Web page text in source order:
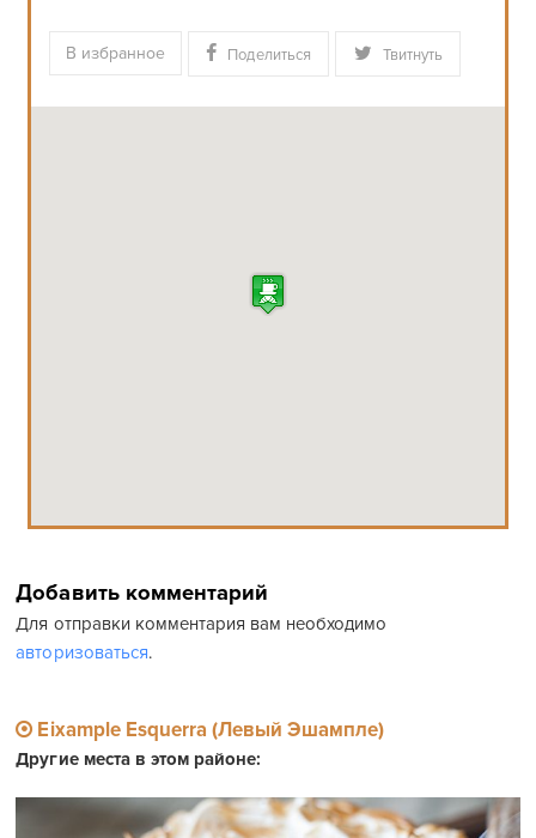
В избранное Поделиться Твитнуть
Добавить комментарий
Для отправки комментария вам необходимо
авторизоваться.
Eixample Esquerra (Левый Эшампле)
Другие места в этом районе: